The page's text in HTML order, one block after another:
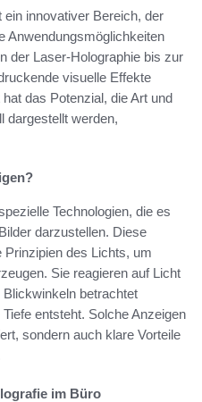
ein innovativer Bereich, der
Anwendungsmöglichkeiten
der Laser-Holographie bis zur
visuelle Effekte
das Potenzial, die Art und
dargestellt werden,
Technologien, die es
darzustellen. Diese
Prinzipien des Lichts, um
Sie reagieren auf Licht
betrachtet
entsteht. Solche Anzeigen
sondern auch klare Vorteile
im Büro